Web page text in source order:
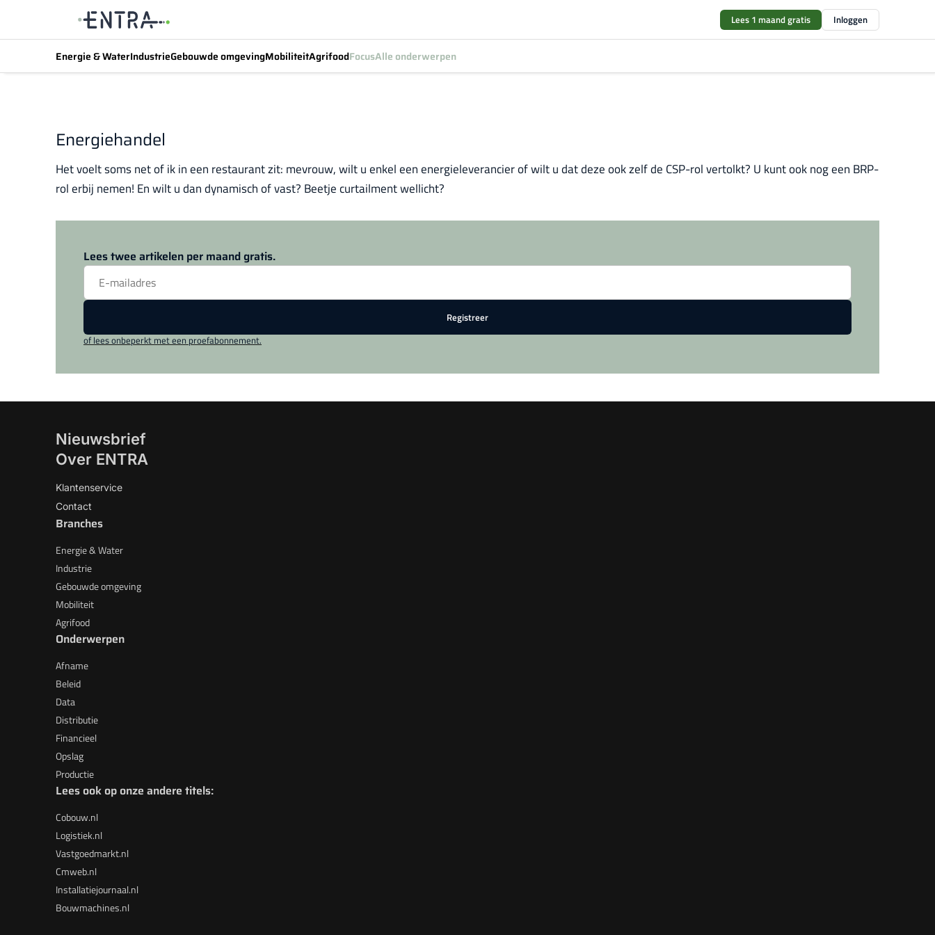
Lees 1 maand gratis Inloggen
Energie & WaterIndustrieGebouwde omgevingMobiliteitAgrifoodFocusAlle onderwerpen
Energiehandel
Het voelt soms net of ik in een restaurant zit: mevrouw, wilt u enkel een energieleverancier of wilt u dat deze ook zelf de CSP-rol vertolkt? U kunt ook nog een BRP-
rol erbij nemen! En wilt u dan dynamisch of vast? Beetje curtailment wellicht?
Lees twee artikelen per maand gratis.
Registreer
of lees onbeperkt met een proefabonnement.
Nieuwsbrief
Over ENTRA
Klantenservice
Contact
Branches
Energie & Water
Industrie
Gebouwde omgeving
Mobiliteit
Agrifood
Onderwerpen
Afname
Beleid
Data
Distributie
Financieel
Opslag
Productie
Lees ook op onze andere titels:
Cobouw.nl
Logistiek.nl
Vastgoedmarkt.nl
Cmweb.nl
Installatiejournaal.nl
Bouwmachines.nl